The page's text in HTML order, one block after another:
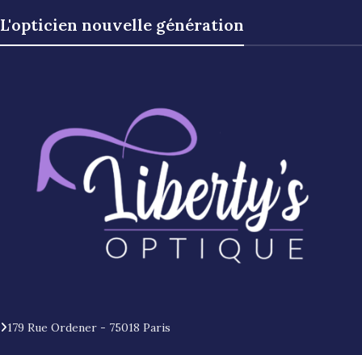
L'opticien nouvelle génération
179 Rue Ordener - 75018 Paris